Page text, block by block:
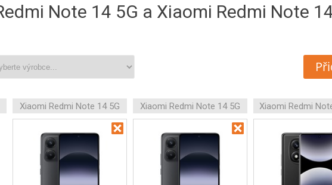
Note 14 5G a Xiaomi Redmi Note
Xiaomi Redmi Note 14 5G Xiaomi Redmi Note 14 5G Xiaomi Redmi